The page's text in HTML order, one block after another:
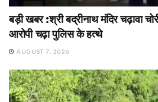
बड़ी खबर :श्री बद्रीनाथ मंदिर चढ़ावा
आरोपी चढ़ा पुलिस के हत्थे
AUGUST 7, 2026